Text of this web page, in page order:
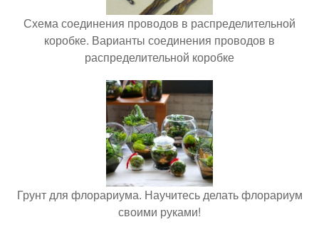
Схема соединения проводов в распределительной
коробке. Варианты соединения проводов в
распределительной коробке
Грунт для флорариума. Научитесь делать флорариум
своими руками!